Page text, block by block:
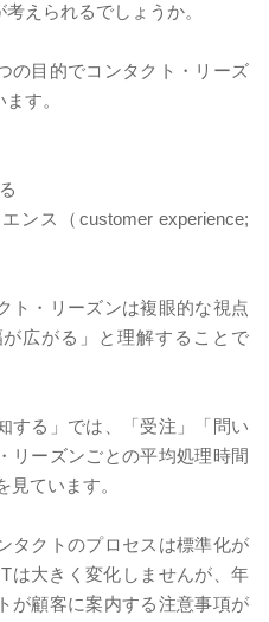
えられるでしょうか。
の目的でコンタクト・リーズ
す。
ス（customer experience;
ト・リーズンは複眼的な視点
広がる」と理解することで
る」では、「受注」「問い
リーズンごとの平均処理時間
見ています。
タクトのプロセスは標準化が
は大きく変化しませんが、年
が顧客に案内する注意事項が